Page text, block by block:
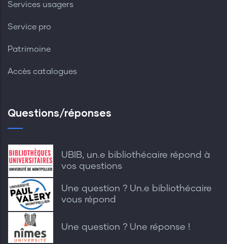
Services usagers
Service pro
Patrimoine
Accès catalogues
Questions/réponses
UBIB, un.e bibliothécaire répond à
vos questions
Une question ? Un.e bibliothécaire
vous répond
Une question ? Une réponse !